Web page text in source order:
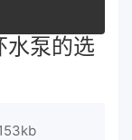
泵的选